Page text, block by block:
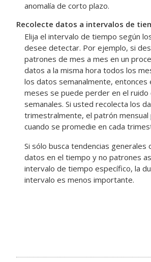
anomalía de corto plazo.
Recolecte datos a intervalos de
Elija el intervalo de tiempo según
desee detectar. Por ejemplo, si
patrones de mes a mes en un
datos a la misma hora todos los
los datos semanalmente, entonces
meses se puede perder en el ruido
semanales. Si usted recolecta los
trimestralmente, el patrón
cuando se promedie en cada
Si sólo busca tendencias generales
datos en el tiempo y no patrones
intervalo de tiempo específico, la
intervalo es menos importante.